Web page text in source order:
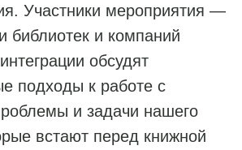
Участники мероприятия —
библиотек и компаний
обсудят
подходы к работе с
и задачи нашего
встают перед книжной